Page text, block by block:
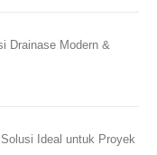
Drainase Modern &
Ideal untuk Proyek